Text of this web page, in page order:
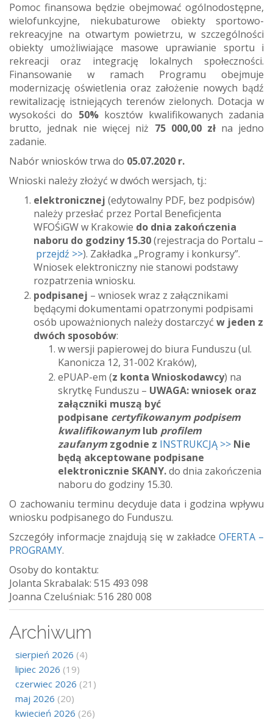
Pomoc finansowa będzie obejmować ogólnodostępne,
wielofunkcyjne, niekubaturowe obiekty sportowo-
rekreacyjne na otwartym powietrzu, w szczególności
obiekty umożliwiające masowe uprawianie sportu i
rekreacji oraz integrację lokalnych społeczności.
Finansowanie w ramach Programu obejmuje
modernizację oświetlenia oraz założenie nowych bądź
rewitalizację istniejących terenów zielonych. Dotacja w
wysokości do 50%kosztów kwalifikowanych zadania
brutto, jednak nie więcej niż 75 000,00 złna jedno
zadanie.
Nabór wniosków trwa do 05.07.2020 r.
Wnioski należy złożyć w dwóch wersjach, tj.:
elektronicznej (edytowalny PDF, bez podpisów)
należy przesłać przez Portal Beneficjenta
WFOŚiGW w Krakowie do dnia zakończenia
naboru do godziny 15.30(rejestracja do Portalu –
przejdź >>). Zakładka „Programy i konkursy”.
Wniosek elektroniczny nie stanowi podstawy
rozpatrzenia wniosku.
podpisanej – wniosek wraz z załącznikami
będącymi dokumentami opatrzonymi podpisami
osób upoważnionych należy dostarczyć w jeden z
dwóch sposobów:
w wersji papierowej do biura Funduszu (ul.
Kanonicza 12, 31-002 Kraków),
ePUAP-em (z konta Wnioskodawcy) na
skrytkę Funduszu – UWAGA: wniosek oraz
załączniki muszą być
podpisane certyfikowanym podpisem
kwalifikowanym lub profilem
zaufanym zgodnie z INSTRUKCJĄ >> Nie
będą akceptowane podpisane
elektronicznie SKANY.do dnia zakończenia
naboru do godziny 15.30.
O zachowaniu terminu decyduje data i godzina wpływu
wniosku podpisanego do Funduszu.
Szczegóły informacje znajdują się w zakładce OFERTA –
PROGRAMY.
Osoby do kontaktu:
Jolanta Skrabalak: 515 493 098
Joanna Czeluśniak: 516 280 008
Archiwum
sierpień 2026 (4)
lipiec 2026 (19)
czerwiec 2026 (21)
maj 2026 (20)
kwiecień 2026 (26)